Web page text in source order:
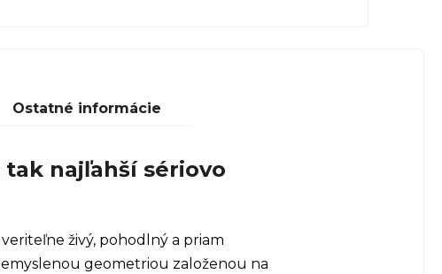
Ostatné informácie
najľahší sériovo
živý, pohodlný a priam
geometriou založenou na